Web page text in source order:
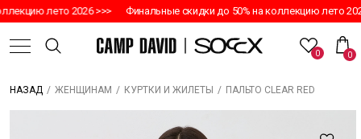
лето 2026 >>> Финальные скидки до 50% на коллекцию лето
0 0
НАЗАД / ЖЕНЩИНАМ / КУРТКИ И ЖИЛЕТЫ / ПАЛЬТО CLEAR RED